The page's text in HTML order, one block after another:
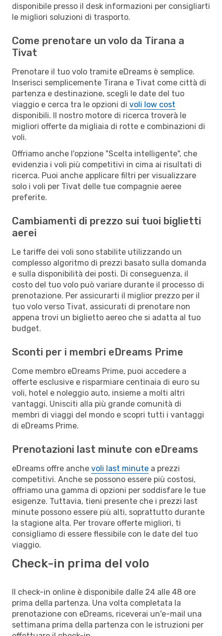
disponibile presso il desk informazioni per consigliarti
le migliori soluzioni di trasporto.
Come prenotare un volo da Tirana a
Tivat
Prenotare il tuo volo tramite eDreams è semplice.
Inserisci semplicemente Tirana e Tivat come città di
partenza e destinazione, scegli le date del tuo
viaggio e cerca tra le opzioni di voli low cost
disponibili. Il nostro motore di ricerca troverà le
migliori offerte da migliaia di rotte e combinazioni di
voli.
Offriamo anche l'opzione "Scelta intelligente", che
evidenzia i voli più competitivi in cima ai risultati di
ricerca. Puoi anche applicare filtri per visualizzare
solo i voli per Tivat delle tue compagnie aeree
preferite.
Cambiamenti di prezzo sui tuoi biglietti
aerei
Le tariffe dei voli sono stabilite utilizzando un
complesso algoritmo di prezzi basato sulla domanda
e sulla disponibilità dei posti. Di conseguenza, il
costo del tuo volo può variare durante il processo di
prenotazione. Per assicurarti il miglior prezzo per il
tuo volo verso Tivat, assicurati di prenotare non
appena trovi un biglietto aereo che si adatta al tuo
budget.
Sconti per i membri eDreams Prime
Come membro eDreams Prime, puoi accedere a
offerte esclusive e risparmiare centinaia di euro su
voli, hotel e noleggio auto, insieme a molti altri
vantaggi. Unisciti alla più grande comunità di
membri di viaggi del mondo e scopri tutti i vantaggi
di eDreams Prime.
Prenotazioni last minute con eDreams
eDreams offre anche voli last minute a prezzi
competitivi. Anche se possono essere più costosi,
offriamo una gamma di opzioni per soddisfare le tue
esigenze. Tuttavia, tieni presente che i prezzi last
minute possono essere più alti, soprattutto durante
la stagione alta. Per trovare offerte migliori, ti
consigliamo di essere flessibile con le date del tuo
viaggio.
Check-in prima del volo
Il check-in online è disponibile dalle 24 alle 48 ore
prima della partenza. Una volta completata la
prenotazione con eDreams, riceverai un'e-mail una
settimana prima della partenza con le istruzioni per